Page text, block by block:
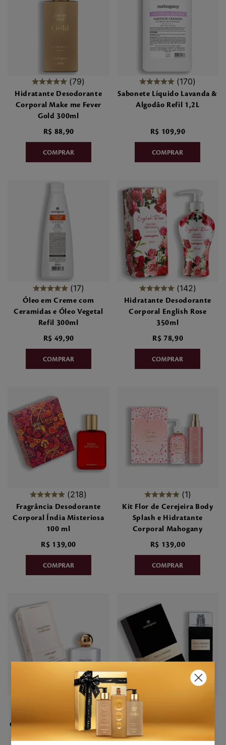
79
Hidratante Desodorante
Corporal Make me Fever
Gold 300ml
R$ 88,90
170
Sabonete Líquido Lavanda &
Algodão Refil 1,2L
R$ 109,90
17
Óleo em Creme com
Ceramidas e Óleo Vegetal
Refil 300ml
R$ 49,90
142
Hidratante Desodorante
Corporal English Rose
350ml
R$ 78,90
218
Fragrância Desodorante
Corporal Índia Misteriosa
100 ml
R$ 139,00
1
Kit Flor de Cerejeira Body
Splash e Hidratante
Corporal Mahogany
R$ 139,00
Fragrância Desodorante
Corporal Orquídea Sublime
100ml Mahogany
Eau de Toilette Pera e
Gerânio 100ml